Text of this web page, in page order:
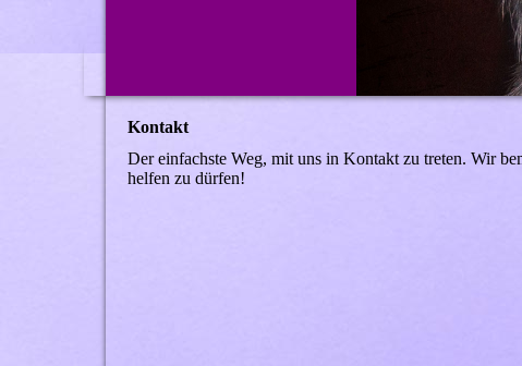
Kontakt
Der einfachste Weg, mit uns in Kontakt zu treten. Wir
helfen zu dürfen!